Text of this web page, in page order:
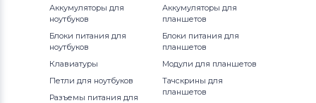
Аккумуляторы для
ноутбуков
Блоки питания для
ноутбуков
Клавиатуры
Петли для ноутбуков
Разъемы питания для
Аккумуляторы для
планшетов
Блоки питания для
планшетов
Модули для планшетов
Тачскрины для
планшетов